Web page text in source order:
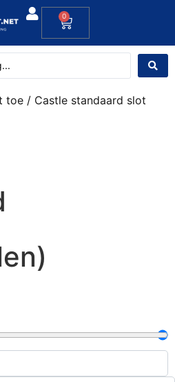
0
toe / Castle standaard slot